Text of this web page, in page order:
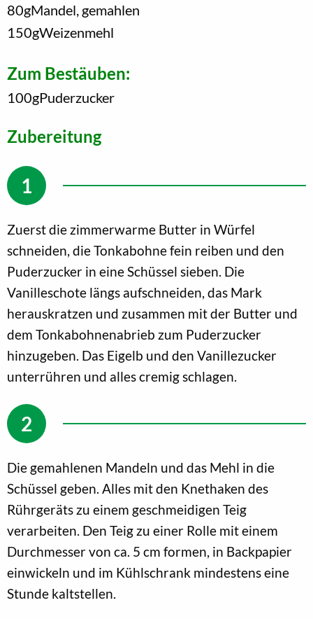
80gMandel, gemahlen
150gWeizenmehl
Zum Bestäuben:
100gPuderzucker
Zubereitung
Zuerst die zimmerwarme Butter in Würfel
schneiden, die Tonkabohne fein reiben und den
Puderzucker in eine Schüssel sieben. Die
Vanilleschote längs aufschneiden, das Mark
herauskratzen und zusammen mit der Butter und
dem Tonkabohnenabrieb zum Puderzucker
hinzugeben. Das Eigelb und den Vanillezucker
unterrühren und alles cremig schlagen.
Die gemahlenen Mandeln und das Mehl in die
Schüssel geben. Alles mit den Knethaken des
Rührgeräts zu einem geschmeidigen Teig
verarbeiten. Den Teig zu einer Rolle mit einem
Durchmesser von ca. 5 cm formen, in Backpapier
einwickeln und im Kühlschrank mindestens eine
Stunde kaltstellen.